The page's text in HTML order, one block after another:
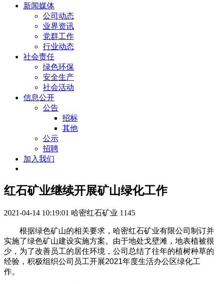
新闻媒体
公司动态
业界资讯
党群工作
行业动态
社会责任
绿色环保
安全生产
社会活动
信息公开
公告
招标
其他
公示
招聘
加入我们
红石矿业继续开展矿山绿化工作
2021-04-14 10:19:01 哈密红石矿业 1145
根据绿色矿山的相关要求，哈密红石矿业有限公司制订并
实施了绿色矿山建设实施方案。由于地处戈壁滩，地表植被很
少，为了改善员工的居住环境，公司总结了往年的植树种草的
经验，积极组织公司员工开展2021年度生活办公区绿化工
作。